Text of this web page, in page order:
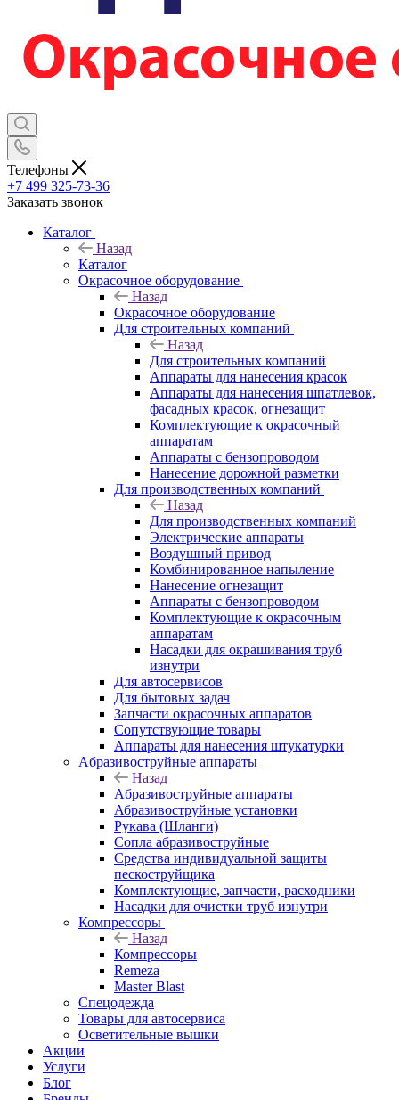
Телефоны
+7 499 325-73-36
Заказать звонок
Каталог
Назад
Каталог
Окрасочное оборудование
Назад
Окрасочное оборудование
Для строительных компаний
Назад
Для строительных компаний
Аппараты для нанесения красок
Аппараты для нанесения шпатлевок,
фасадных красок, огнезащит
Комплектующие к окрасочный
аппаратам
Аппараты с бензопроводом
Нанесение дорожной разметки
Для производственных компаний
Назад
Для производственных компаний
Электрические аппараты
Воздушный привод
Комбинированное напыление
Нанесение огнезащит
Аппараты с бензопроводом
Комплектующие к окрасочным
аппаратам
Насадки для окрашивания труб
изнутри
Для автосервисов
Для бытовых задач
Запчасти окрасочных аппаратов
Сопутствующие товары
Аппараты для нанесения штукатурки
Aбразивоструйные аппараты
Назад
Aбразивоструйные аппараты
Абразивоструйные установки
Рукава (Шланги)
Сопла абразивоструйные
Средства индивидуальной защиты
пескоструйщика
Комплектующие, запчасти, расходники
Насадки для очистки труб изнутри
Компрессоры
Назад
Компрессоры
Remeza
Master Blast
Спецодежда
Товары для автосервиса
Осветительные вышки
Акции
Услуги
Блог